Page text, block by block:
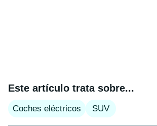
Este artículo trata sobre...
Coches eléctricos SUV